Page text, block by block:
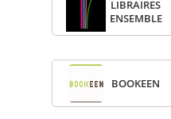
LIBRAIRES
ENSEMBLE
BOO­KEEN